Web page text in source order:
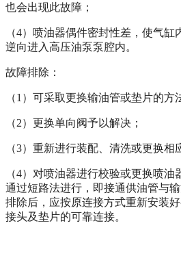
也会出现此故障；
（4）喷油器偶件密封性差，使气缸
逆向进入高压油泵泵腔内。
故障排除：
（1 ）可采取更换输油管或垫片的方
（2）更换单向阀予以解决；
（3）重新进行装配、清洗或更换相
（4）对喷油器进行校验或更换喷油
通过短路法进行，即接通供油管与
排除后，应按原连接方式重新安装
接头及垫片的可靠连接。